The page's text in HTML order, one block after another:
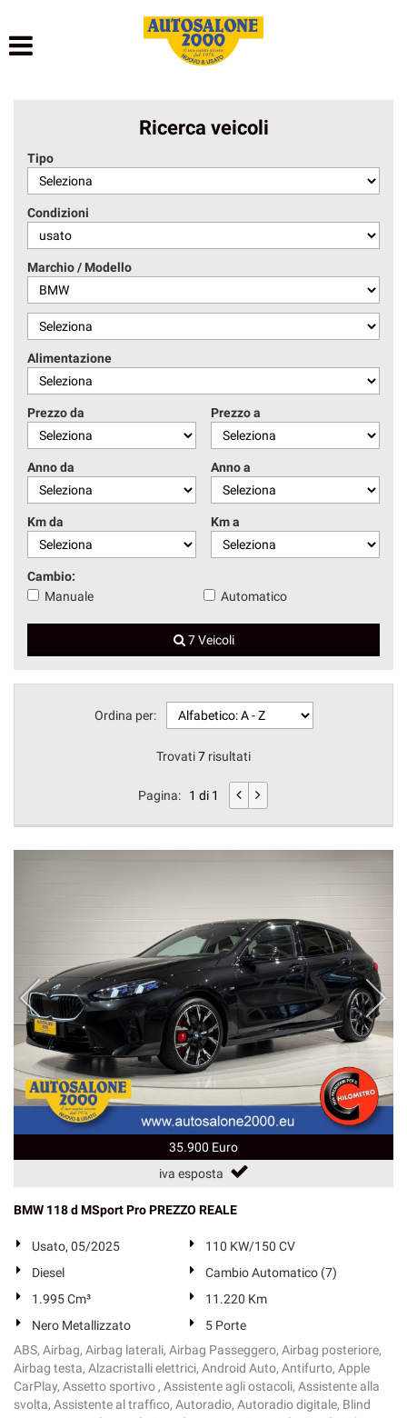
NOLEGGIO BREVE TERMINE
NOLEGGIO LUNGO TERMINE
ACQUISTIAMO USATO
ASSISTENZA
CONTATTI
Ricerca veicoli
Tipo
Condizioni
Marchio / Modello
Alimentazione
Prezzo da Prezzo a
Anno da Anno a
Km da Km a
Cambio:
Manuale
Automatico
7 Veicoli
Ordina per:
Trovati7 risultati
Pagina: 1 di 1
35.900 Euro
iva esposta
BMW 118 d MSport Pro PREZZO REALE
Usato, 05/2025
110 KW/150 CV
Diesel
Cambio Automatico (7)
1.995 Cm³
11.220 Km
Nero Metallizzato
5 Porte
ABS, Airbag, Airbag laterali, Airbag Passeggero, Airbag posteriore,
Airbag testa, Alzacristalli elettrici, Android Auto, Antifurto, Apple
CarPlay, Assetto sportivo , Assistente agli ostacoli, Assistente alla
svolta, Assistente al traffico, Autoradio, Autoradio digitale, Blind